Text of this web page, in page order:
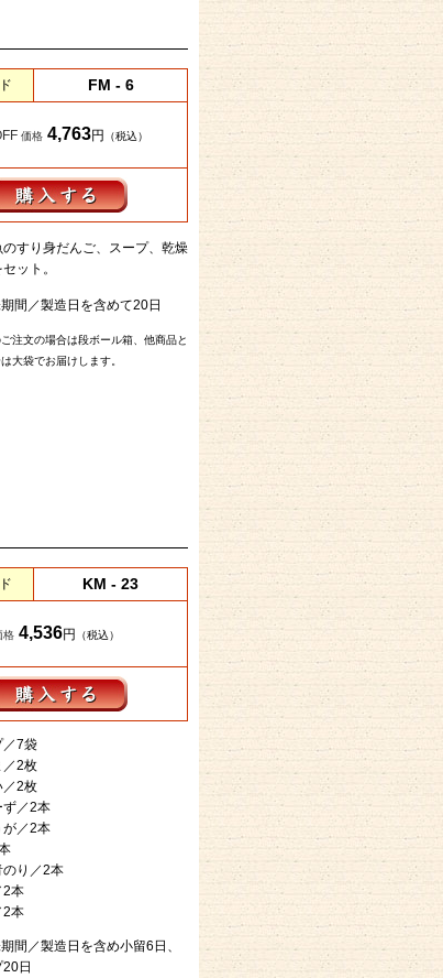
FM - 6
価格4,763円 （税込）
すり身だんご、スープ、乾燥
ット。
間／製造日を含めて20日
注文の場合は段ボール箱、他商品と
大袋でお届けします。
KM - 23
格 4,536円 （税込）
／7袋
／2枚
／2枚
ず／2本
が／2本
のり／2本
2本
2本
間／製造日を含め小留6日、
日